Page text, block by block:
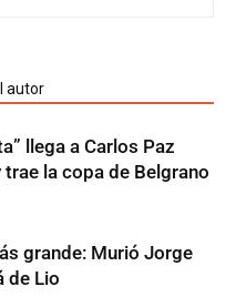
autor
llega a Carlos Paz
la copa de Belgrano
grande: Murió Jorge
de Lio